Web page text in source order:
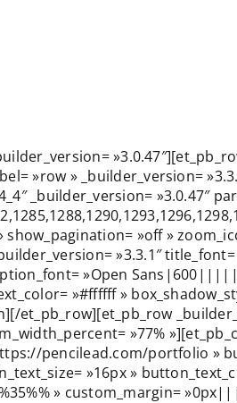
»row » _builder_version=
_builder_version= »3.0.47″
»off »
»3.3.1″
»Open
»#ffffff »
et_pb_row][et_pb_row
»77%
pencilead.com/portfolio »
»16px »
» custom_margin=